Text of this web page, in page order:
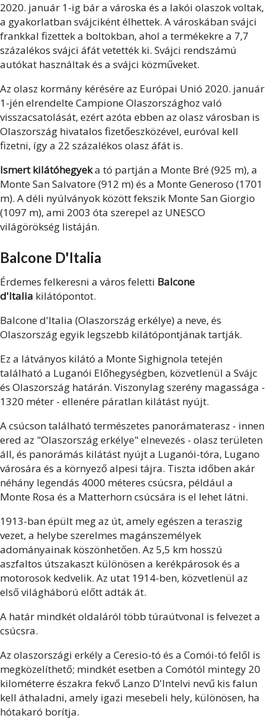
2020. január 1-ig bár a városka és a lakói olaszok voltak,
a gyakorlatban svájciként élhettek. A városkában svájci
frankkal fizettek a boltokban, ahol a termékekre a 7,7
százalékos svájci áfát vetették ki. Svájci rendszámú
autókat használtak és a svájci közműveket.
Az olasz kormány kérésére az Európai Unió 2020. január
1-jén elrendelte Campione Olaszországhoz való
visszacsatolását, ezért azóta ebben az olasz városban is
Olaszország hivatalos fizetőeszközével, euróval kell
fizetni, így a 22 százalékos olasz áfát is.
Ismert kilátóhegyeka tó partján a Monte Bré (925 m), a
Monte San Salvatore (912 m) és a Monte Generoso (1701
m). A déli nyúlványok között fekszik Monte San Giorgio
(1097 m), ami 2003 óta szerepel az UNESCO
világörökség listáján.
Balcone D'Italia
Érdemes felkeresni a város feletti Balcone
d'Italia kilátópontot.
Balcone d'Italia (Olaszország erkélye) a neve, és
Olaszország egyik legszebb kilátópontjának tartják.
Ez a látványos kilátó a Monte Sighignola tetején
található a Luganói Előhegységben, közvetlenül a Svájc
és Olaszország határán. Viszonylag szerény magassága -
1320 méter - ellenére páratlan kilátást nyújt.
A csúcson található természetes panorámaterasz - innen
ered az "Olaszország erkélye" elnevezés - olasz területen
áll, és panorámás kilátást nyújt a Luganói-tóra, Lugano
városára és a környező alpesi tájra. Tiszta időben akár
néhány legendás 4000 méteres csúcsra, például a
Monte Rosa és a Matterhorn csúcsára is el lehet látni.
1913-ban épült meg az út, amely egészen a teraszig
vezet, a helybe szerelmes magánszemélyek
adományainak köszönhetően. Az 5,5 km hosszú
aszfaltos útszakaszt különösen a kerékpárosok és a
motorosok kedvelik. Az utat 1914-ben, közvetlenül az
első világháború előtt adták át.
A határ mindkét oldaláról több túraútvonal is felvezet a
csúcsra.
Az olaszországi erkély a Ceresio-tó és a Comói-tó felől is
megközelíthető; mindkét esetben a Comótól mintegy 20
kilométerre északra fekvő Lanzo D'Intelvi nevű kis falun
kell áthaladni, amely igazi mesebeli hely, különösen, ha
hótakaró borítja.